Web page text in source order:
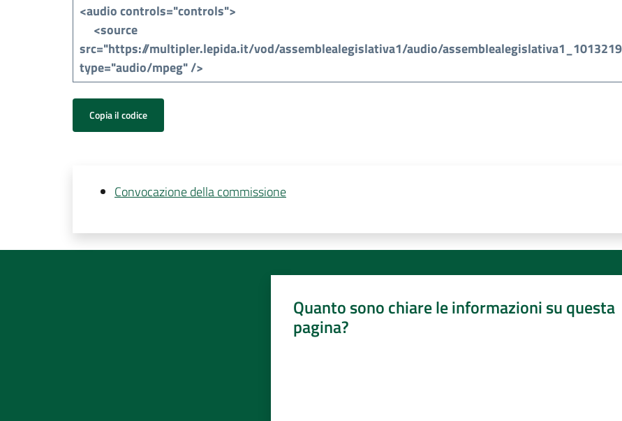
Copia il codice
Convocazione della commissione
Quanto sono chiare le informazioni su questa
pagina?